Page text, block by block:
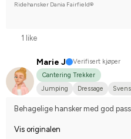
Ridehansker Dania Fairfield®
1 like
Marie J
Verifisert kjøper
Cantering Trekker
Jumping
Dressage
Behagelige hansker med god
Vis originalen